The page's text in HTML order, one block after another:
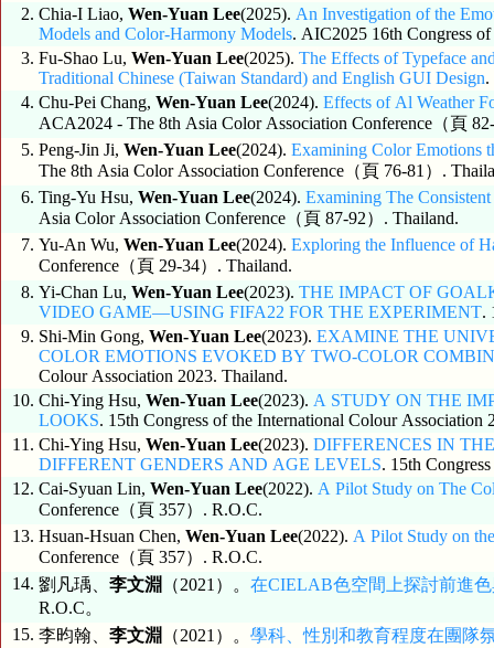
2. Chia-I Liao,Wen-Yuan Lee(2025). An Investigation of the
Models and Color-Harmony Models. AIC2025 16th Congress
3. Fu-Shao Lu,Wen-Yuan Lee(2025).The Effects of Typeface
Traditional Chinese (Taiwan Standard) and English GUI Design.
4. Chu-Pei Chang,Wen-Yuan Lee(2024).Effects of Al Weather
ACA2024 - The 8th Asia Color Association Conference（頁
5. Peng-Jin Ji,Wen-Yuan Lee(2024).Examining Color Emotions
The 8th Asia Color Association Conference（頁 76-81）.
6. Ting-Yu Hsu,Wen-Yuan Lee(2024).Examining The
Asia Color Association Conference（頁 87-92）. Thailand.
7. Yu-An Wu,Wen-Yuan Lee(2024).Exploring the Influence of
Conference（頁 29-34）. Thailand.
8. Yi-Chan Lu,Wen-Yuan Lee(2023).THE IMPACT OF
VIDEO GAME—USING FIFA22 FOR THE EXPERIMENT.
9. Shi-Min Gong,Wen-Yuan Lee(2023).EXAMINE THE
COLOR EMOTIONS EVOKED BY TWO-COLOR
Colour Association 2023. Thailand.
10. Chi-Ying Hsu,Wen-Yuan Lee(2023). A STUDY ON THE
LOOKS. 15th Congress of the International Colour Association
11. Chi-Ying Hsu,Wen-Yuan Lee(2023).DIFFERENCES IN
DIFFERENT GENDERS AND AGE LEVELS. 15th
12. Cai-Syuan Lin,Wen-Yuan Lee(2022). A Pilot Study on The
Conference（頁 357）. R.O.C.
13. Hsuan-Hsuan Chen,Wen-Yuan Lee(2022). A Pilot Study on
Conference（頁 357）. R.O.C.
14. 劉凡瑀、李文淵 （2021）。在CIELAB色空間上探討前進
R.O.C。
15. 李昀翰、李文淵 （2021）。學科、性別和教育程度在團隊